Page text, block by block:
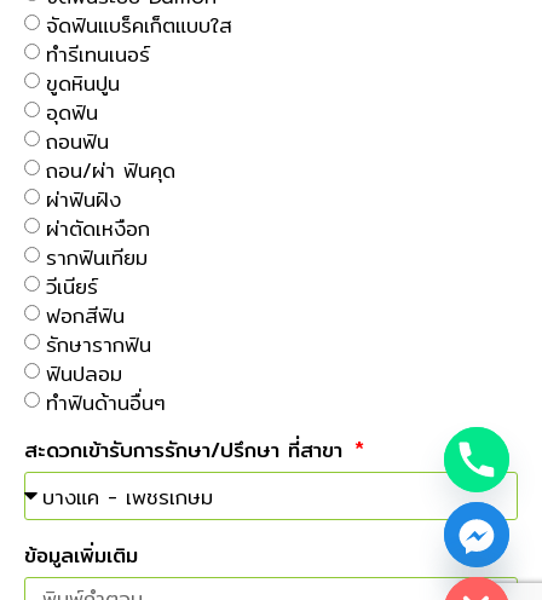
จัดฟันแบร็คเก็ตแบบใส
ทำรีเทนเนอร์
ขูดหินปูน
อุดฟัน
ถอนฟัน
ถอน/ผ่า ฟันคุด
ผ่าฟันฝัง
ผ่าตัดเหงือก
รากฟันเทียม
วีเนียร์
ฟอกสีฟัน
รักษารากฟัน
ฟันปลอม
ทำฟันด้านอื่นๆ
สะดวกเข้ารับการรักษา/ปรึกษา ที่สาขา
ข้อมูลเพิ่มเติม
Hide chaty